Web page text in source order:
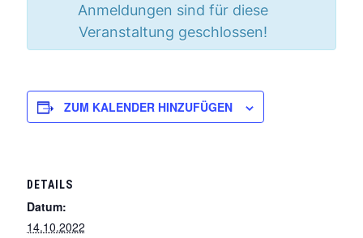
Anmeldungen sind für diese
Veranstaltung geschlossen!
ZUM KALENDER HINZUFÜGEN
DETAILS
Datum:
14.10.2022